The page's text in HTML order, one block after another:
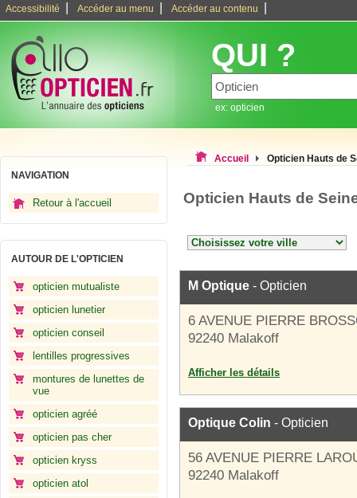
Accessibilité Accéder au menu Accéder au contenu
QUI ?
ex: opticien
NAVIGATION
Retour à l'accueil
AUTOUR DE L'OPTICIEN
opticien mutualiste
opticien lunetier
opticien conseil
lentilles progressives
montures de lunettes de
vue
opticien agréé
opticien pas cher
opticien kryss
opticien atol
Accueil Opticien Hauts de
Opticien Hauts de
M Optique - Opticien
6 AVENUE PIERRE
92240 Malakoff
Afficher les détails
Optique Colin - Opticien
56 AVENUE PIERRE
92240 Malakoff